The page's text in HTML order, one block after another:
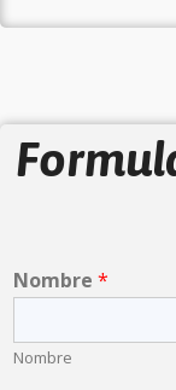
Nombre *
Nombre